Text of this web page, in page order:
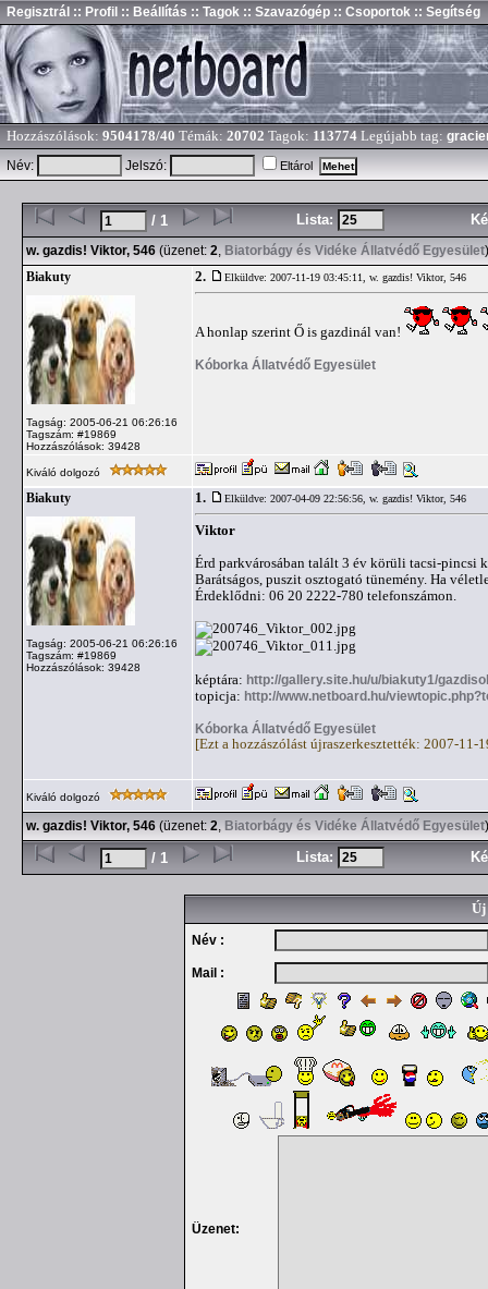
Regisztrál :: Profil :: Beállítás :: Tagok :: Szavazógép :: Csoportok :: Segítség
Hozzászólások: 9504178/40 Témák: 20702 Tagok: 113774 Legújabb tag:
Név:
Jelszó: Eltárol
/ 1 Lista:
w. gazdis! Viktor, 546 (üzenet: 2, Biatorbágy és Vidéke Állatvédő Egyesület)
Biakuty
Tagság: 2005-06-21 06:26:16
Tagszám: #19869
Hozzászólások: 39428
2. Elküldve: 2007-11-19 03:45:11, w. gazdis! Viktor, 546
A honlap szerint Ő is gazdinál van!
Kóborka Állatvédő Egyesület
Kiváló dolgozó
Biakuty
Tagság: 2005-06-21 06:26:16
Tagszám: #19869
Hozzászólások: 39428
1. Elküldve: 2007-04-09 22:56:56, w. gazdis! Viktor, 546
Viktor
Érd parkvárosában talált 3 év körüli tacsi-pincsi
Barátságos, puszit osztogató tünemény. Ha
Érdeklődni: 06 20 2222-780 telefonszámon.
képtára: http://gallery.site.hu/u/biakuty1/
topicja: http://www.netboard.hu/
Kóborka Állatvédő Egyesület
[Ezt a hozzászólást újraszerkesztették: 2007-11-
Kiváló dolgozó
w. gazdis! Viktor, 546 (üzenet: 2, Biatorbágy és Vidéke Állatvédő Egyesület)
/ 1 Lista:
Új
Név :
Mail :
Üzenet: